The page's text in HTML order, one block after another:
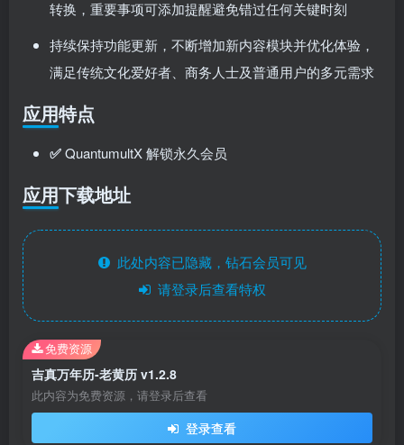
转换，重要事项可添加提醒避免错过任何关键时刻
持续保持功能更新，不断增加新内容模块并优化体验，
满足传统文化爱好者、商务人士及普通用户的多元需求
应用特点
✅QuantumultX 解锁永久会员
应用下载地址
此处内容已隐藏，钻石会员可见
请登录后查看特权
吉真万年历-老黄历 v1.2.8
此内容为免费资源，请登录后查看
登录查看
免费资源